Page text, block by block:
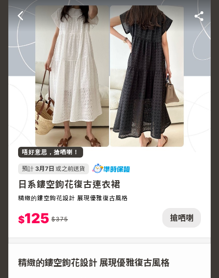
搶哂喇
唔好意思，搶哂喇！
預計 3月7日 或之前送貨
日系鏤空鉤花復古連衣裙
精緻的鏤空鉤花設計 展現優雅復古風格
$125 $375
精緻的鏤空鉤花設計 展現優雅復古風格